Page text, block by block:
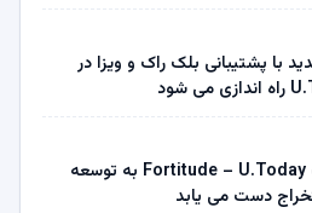
با پشتیبانی بلک راک و ویزا در
Zcash به لطف Fortitude – U.Today به توسعه
دست می یابد